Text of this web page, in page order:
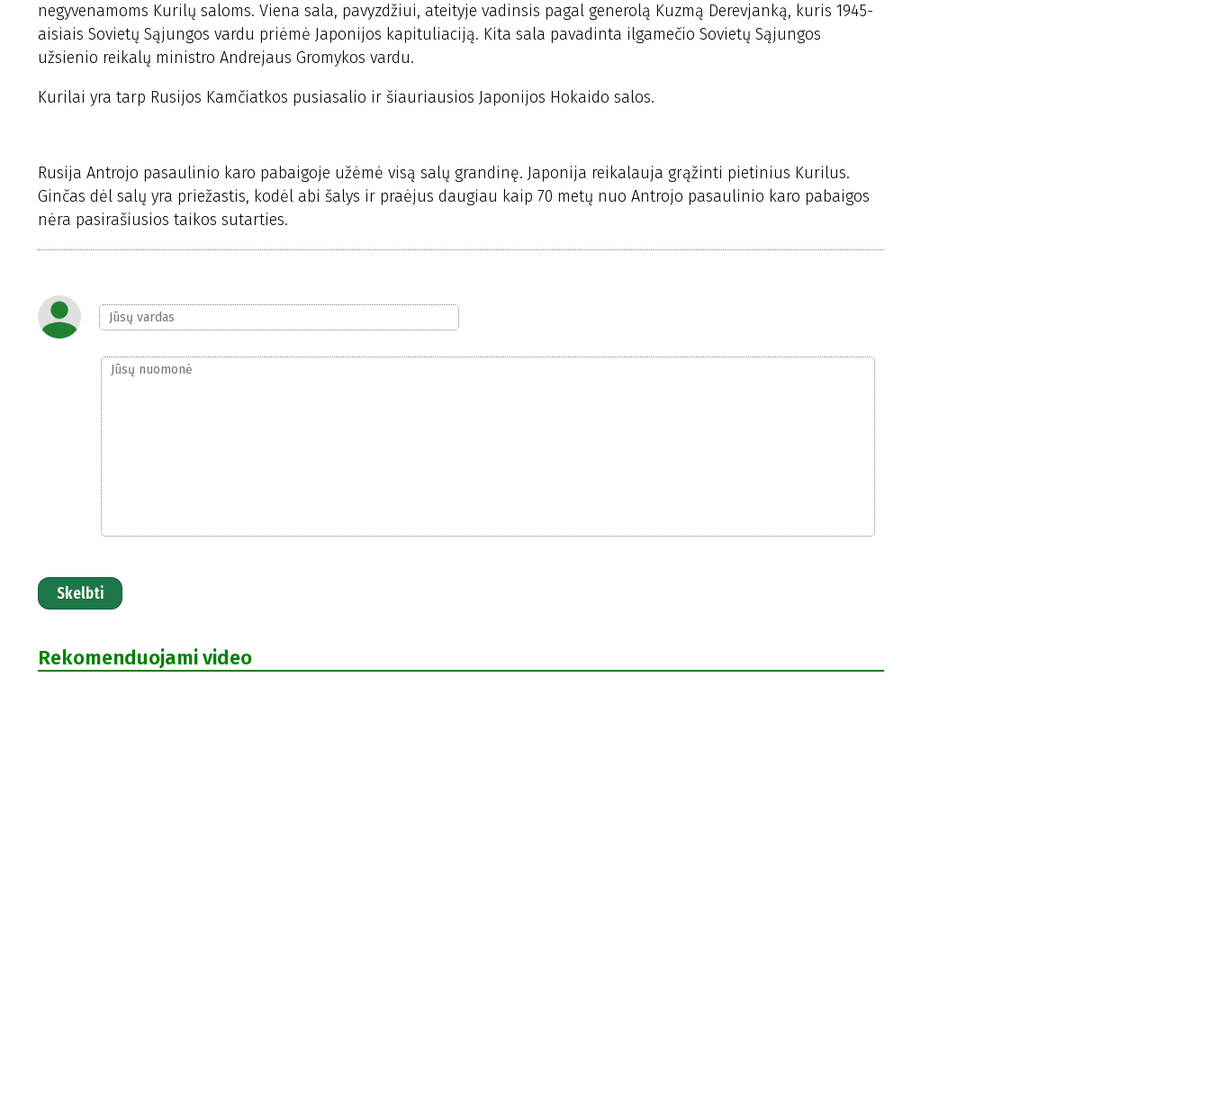
negyvenamoms Kurilų saloms. Viena sala, pavyzdžiui, ateityje vadinsis pagal generolą Kuzmą Derevjanką, kuris 1945-
aisiais Sovietų Sąjungos vardu priėmė Japonijos kapituliaciją. Kita sala pavadinta ilgamečio Sovietų Sąjungos
užsienio reikalų ministro Andrejaus Gromykos vardu.
Kurilai yra tarp Rusijos Kamčiatkos pusiasalio ir šiauriausios Japonijos Hokaido salos.
Rusija Antrojo pasaulinio karo pabaigoje užėmė visą salų grandinę. Japonija reikalauja grąžinti pietinius Kurilus.
Ginčas dėl salų yra priežastis, kodėl abi šalys ir praėjus daugiau kaip 70 metų nuo Antrojo pasaulinio karo pabaigos
nėra pasirašiusios taikos sutarties.
Skelbti
Rekomenduojami video